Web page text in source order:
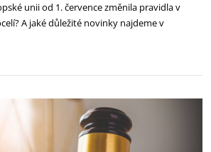
unii od 1. července změnila pravidla v
A jaké důležité novinky najdeme v